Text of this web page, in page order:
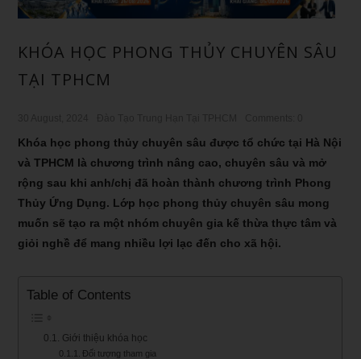
KHÓA HỌC PHONG THỦY CHUYÊN SÂU
TẠI TPHCM
Khóa học phong thủy chuyên sâu được tổ chức tại Hà Nội
và TPHCM là chương trình nâng cao, chuyên sâu và mở
rộng sau khi anh/chị đã hoàn thành chương trình Phong
Thủy Ứng Dụng. Lớp học phong thủy chuyên sâu mong
muốn sẽ tạo ra một nhóm chuyên gia kế thừa thực tâm và
giỏi nghề để mang nhiều lợi lạc đến cho xã hội.
Table of Contents
Giới thiệu khóa học
Đối tượng tham gia